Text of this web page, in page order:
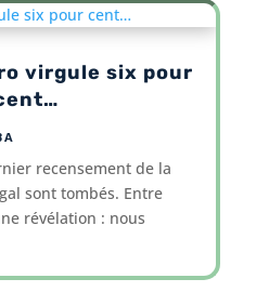
virgule six pour
recensement de la
sont tombés. Entre
révélation : nous